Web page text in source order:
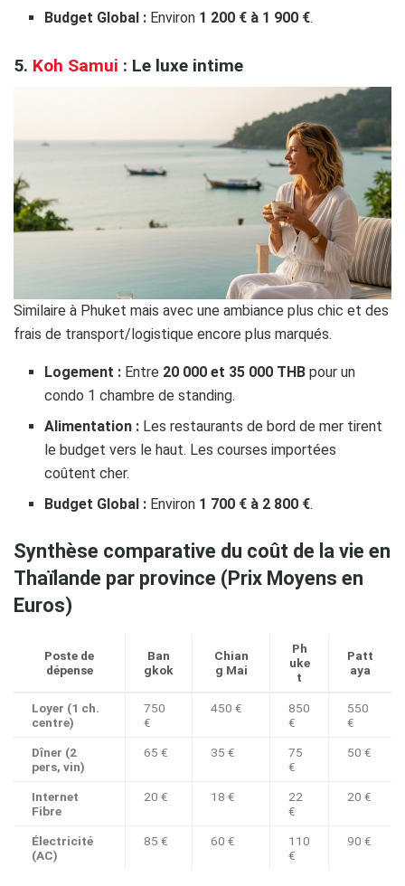
Budget Global : Environ 1 200 € à 1 900 €.
5. Koh Samui : Le luxe intime
Similaire à Phuket mais avec une ambiance plus chic et des
frais de transport/logistique encore plus marqués.
Logement : Entre 20 000 et 35 000 THB pour un
condo 1 chambre de standing.
Alimentation : Les restaurants de bord de mer tirent
le budget vers le haut. Les courses importées
coûtent cher.
Budget Global : Environ 1 700 € à 2 800 €.
Synthèse comparative du coût de la vie en
Thaïlande par province (Prix Moyens en
Euros)
Poste de
dépense
Ban
gkok
Chian
g Mai
Ph
uke
t
Patt
aya
Loyer (1 ch.
centre)
750
€
450 €
850
€
550
€
Dîner (2
pers, vin)
65 € 35 €
75
€
50 €
Internet
Fibre
20 € 18 €
22
€
20 €
Électricité
(AC)
85 € 60 €
110
€
90 €